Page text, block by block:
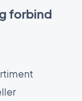
forbind